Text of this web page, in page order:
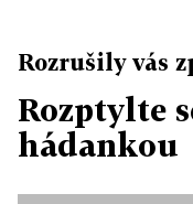
Rozrušily vás
Rozptylte
hádankou